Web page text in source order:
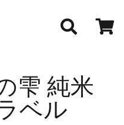
雫 純米
ベル